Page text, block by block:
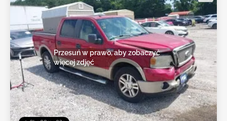
Przesuń w prawo, aby zobaczyć
więcej zdjęć